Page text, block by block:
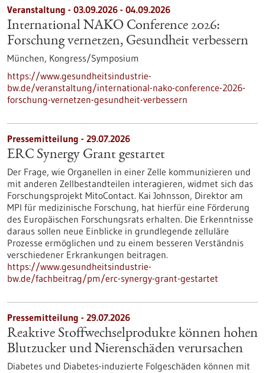
Veranstaltung - 03.09.2026 - 04.09.2026
International NAKO Conference 2026:
Forschung vernetzen, Gesundheit verbessern
München, Kongress/Symposium
https://www.gesundheitsindustrie-
bw.de/veranstaltung/international-nako-conference-2026-
forschung-vernetzen-gesundheit-verbessern
Pressemitteilung - 29.07.2026
ERC Synergy Grant gestartet
Der Frage, wie Organellen in einer Zelle kommunizieren und
mit anderen Zellbestandteilen interagieren, widmet sich das
Forschungsprojekt MitoContact. Kai Johnsson, Direktor am
MPI für medizinische Forschung, hat hierfür eine Förderung
des Europäischen Forschungsrats erhalten. Die Erkenntnisse
daraus sollen neue Einblicke in grundlegende zelluläre
Prozesse ermöglichen und zu einem besseren Verständnis
verschiedener Erkrankungen beitragen.
https://www.gesundheitsindustrie-
bw.de/fachbeitrag/pm/erc-synergy-grant-gestartet
Pressemitteilung - 29.07.2026
Reaktive Stoffwechselprodukte können hohen
Blutzucker und Nierenschäden verursachen
Diabetes und Diabetes-induzierte Folgeschäden können mit